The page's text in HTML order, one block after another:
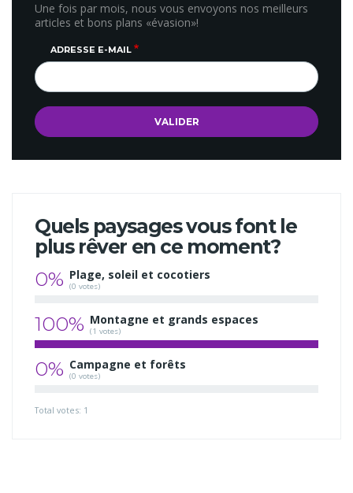
Une fois par mois, nous vous envoyons nos meilleurs
articles et bons plans «évasion»!
ADRESSE E-MAIL
Quels paysages vous font le
plus rêver en ce moment?
0% Plage, soleil et cocotiers
(0 votes)
100% Montagne et grands espaces
(1 votes)
0% Campagne et forêts
(0 votes)
Total votes: 1